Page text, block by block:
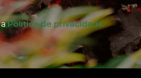
aPolítica de privacidade